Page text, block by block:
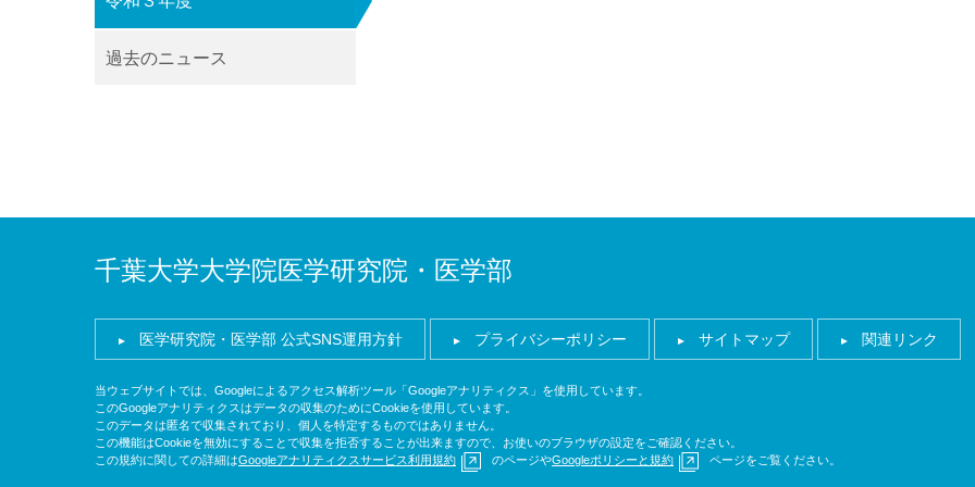
過去のニュース
千葉大学大学院医学研究院・医学部
医学研究院・医学部 公式SNS運用方針 プライバシーポリシー サイトマップ 関連リンク
当ウェブサイトでは、Googleによるアクセス解析ツール「Googleアナリティクス」を使用しています。
このGoogleアナリティクスはデータの収集のためにCookieを使用しています。
このデータは匿名で収集されており、個人を特定するものではありません。
この機能はCookieを無効にすることで収集を拒否することが出来ますので、お使いのブラウザの設定をご確認ください。
この規約に関しての詳細はGoogleアナリティクスサービス利用規約 のページやGoogleポリシーと規約 ページをご覧ください。